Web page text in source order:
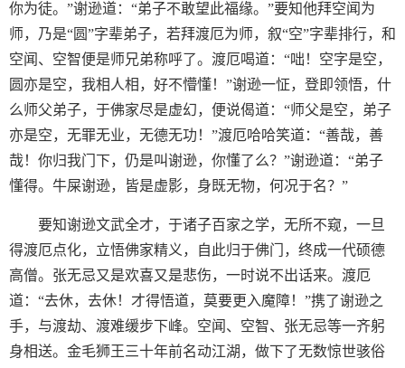
你为徒。”谢逊道：“弟子不敢望此福缘。”要知他拜空闻为
师，乃是“圆”字辈弟子，若拜渡厄为师，叙“空”字辈排行，和
空闻、空智便是师兄弟称呼了。渡厄喝道：“咄！空字是空，
圆亦是空，我相人相，好不懵懂！”谢逊一怔，登即领悟，什
么师父弟子，于佛家尽是虚幻，便说偈道：“师父是空，弟子
亦是空，无罪无业，无德无功！”渡厄哈哈笑道：“善哉，善
哉！你归我门下，仍是叫谢逊，你懂了么？”谢逊道：“弟子
懂得。牛屎谢逊，皆是虚影，身既无物，何况于名？”
要知谢逊文武全才，于诸子百家之学，无所不窥，一旦
得渡厄点化，立悟佛家精义，自此归于佛门，终成一代硕德
高僧。张无忌又是欢喜又是悲伤，一时说不出话来。渡厄
道：“去休，去休！才得悟道，莫要更入魔障！”携了谢逊之
手，与渡劫、渡难缓步下峰。空闻、空智、张无忌等一齐躬
身相送。金毛狮王三十年前名动江湖，做下了无数惊世骇俗